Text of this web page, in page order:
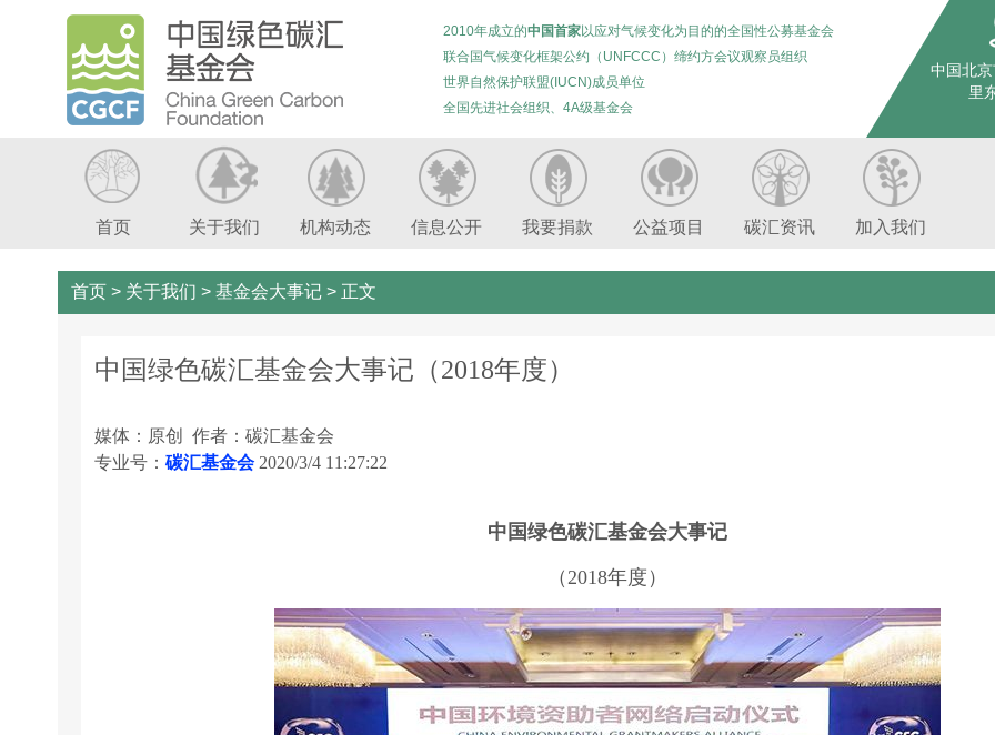
2010年成立的中国首家以应对气候变化为目的的全国性公募基金会
联合国气候变化框架公约（UNFCCC）缔约方会议观察员组织
世界自然保护联盟(IUCN)成员单位
全国先进社会组织、4A级基金会
中国北
里
首页 关于我们 机构动态 信息公开 我要捐款 公益项目 碳汇资讯 加入我们
首页 > 关于我们 > 基金会大事记 > 正文
中国绿色碳汇基金会大事记（2018年度）
媒体：原创 作者：碳汇基金会
专业号： 碳汇基金会 2020/3/4 11:27:22
中国绿色碳汇基金会大事记
（2018年度）